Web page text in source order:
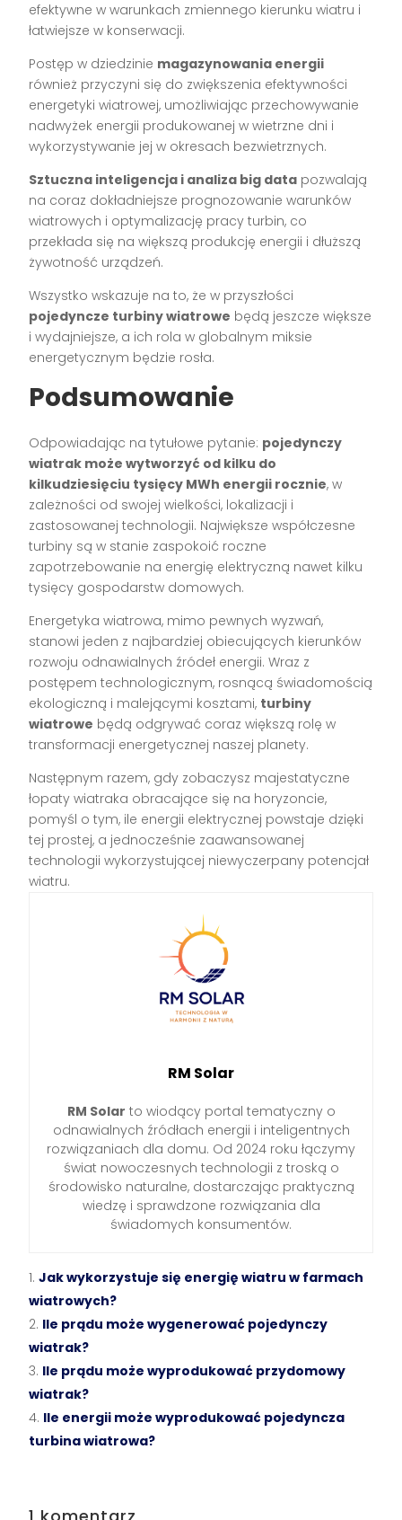
efektywne w warunkach zmiennego kierunku wiatru i
łatwiejsze w konserwacji.
Postęp w dziedzinie magazynowania energii
również przyczyni się do zwiększenia efektywności
energetyki wiatrowej, umożliwiając przechowywanie
nadwyżek energii produkowanej w wietrzne dni i
wykorzystywanie jej w okresach bezwietrznych.
Sztuczna inteligencja i analiza big data pozwalają
na coraz dokładniejsze prognozowanie warunków
wiatrowych i optymalizację pracy turbin, co
przekłada się na większą produkcję energii i dłuższą
żywotność urządzeń.
Wszystko wskazuje na to, że w przyszłości
pojedyncze turbiny wiatrowe będą jeszcze większe
i wydajniejsze, a ich rola w globalnym miksie
energetycznym będzie rosła.
Podsumowanie
Odpowiadając na tytułowe pytanie: pojedynczy
wiatrak może wytworzyć od kilku do
kilkudziesięciu tysięcy MWh energii rocznie, w
zależności od swojej wielkości, lokalizacji i
zastosowanej technologii. Największe współczesne
turbiny są w stanie zaspokoić roczne
zapotrzebowanie na energię elektryczną nawet kilku
tysięcy gospodarstw domowych.
Energetyka wiatrowa, mimo pewnych wyzwań,
stanowi jeden z najbardziej obiecujących kierunków
rozwoju odnawialnych źródeł energii. Wraz z
postępem technologicznym, rosnącą świadomością
ekologiczną i malejącymi kosztami, turbiny
wiatrowe będą odgrywać coraz większą rolę w
transformacji energetycznej naszej planety.
Następnym razem, gdy zobaczysz majestatyczne
łopaty wiatraka obracające się na horyzoncie,
pomyśl o tym, ile energii elektrycznej powstaje dzięki
tej prostej, a jednocześnie zaawansowanej
technologii wykorzystującej niewyczerpany potencjał
wiatru.
RM Solar
RM Solar to wiodący portal tematyczny o
odnawialnych źródłach energii i inteligentnych
rozwiązaniach dla domu. Od 2024 roku łączymy
świat nowoczesnych technologii z troską o
środowisko naturalne, dostarczając praktyczną
wiedzę i sprawdzone rozwiązania dla
świadomych konsumentów.
Jak wykorzystuje się energię wiatru w farmach
wiatrowych?
Ile prądu może wygenerować pojedynczy
wiatrak?
Ile prądu może wyprodukować przydomowy
wiatrak?
Ile energii może wyprodukować pojedyncza
turbina wiatrowa?